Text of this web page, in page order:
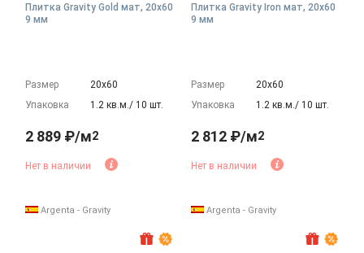
Плитка Gravity Gold мат, 20x60
9 мм
Размер
20х60
Упаковка
1.2 кв.м./ 10 шт.
2 889 ₽/м2
Нет в наличии
Argenta - Gravity
Плитка Gravity Iron мат, 20x60
9 мм
Размер
20х60
Упаковка
1.2 кв.м./ 10 шт.
2 812 ₽/м2
Нет в наличии
Argenta - Gravity